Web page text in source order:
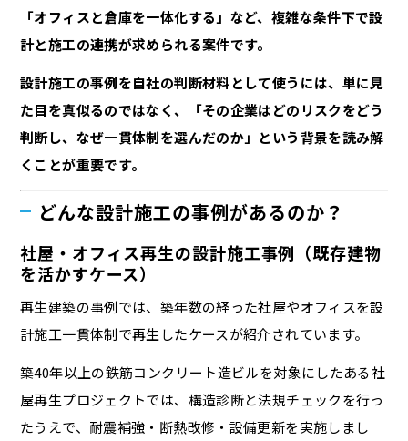
「オフィスと倉庫を一体化する」など、複雑な条件下で設
計と施工の連携が求められる案件です。
設計施工の事例を自社の判断材料として使うには、単に見
た目を真似るのではなく、「その企業はどのリスクをどう
判断し、なぜ一貫体制を選んだのか」という背景を読み解
くことが重要です。
どんな設計施工の事例があるのか？
社屋・オフィス再生の設計施工事例（既存建物
を活かすケース）
再生建築の事例では、築年数の経った社屋やオフィスを設
計施工一貫体制で再生したケースが紹介されています。
築40年以上の鉄筋コンクリート造ビルを対象にしたある社
屋再生プロジェクトでは、構造診断と法規チェックを行っ
たうえで、耐震補強・断熱改修・設備更新を実施しまし